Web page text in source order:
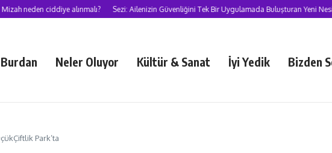
neden ciddiye alınmalı? Sezi: Ailenizin Güvenliğini Tek Bir Uygulamada Buluşturan Yeni Nesil
Neler Oluyor Kültür & Sanat İyi Yedik Bizden
Park’ta